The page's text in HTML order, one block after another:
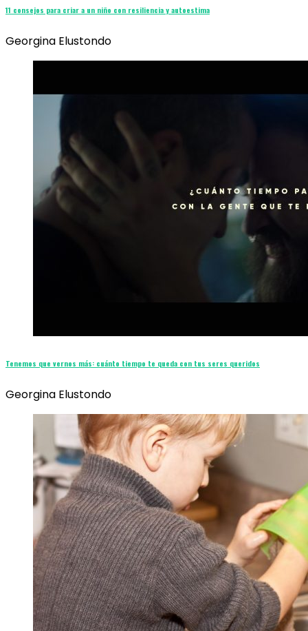
11 consejos para criar a un niño con resiliencia y autoestima
Georgina Elustondo
Tenemos que vernos más: cuánto tiempo te queda con tus seres queridos
Georgina Elustondo